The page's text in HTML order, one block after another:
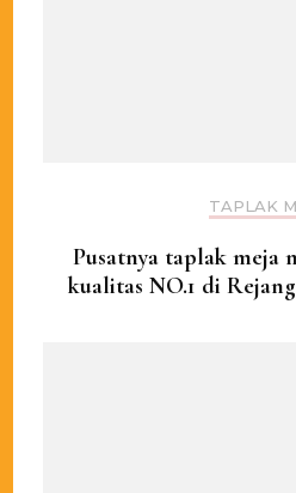
TAPLAK
Pusatnya taplak meja
kualitas NO.1 di